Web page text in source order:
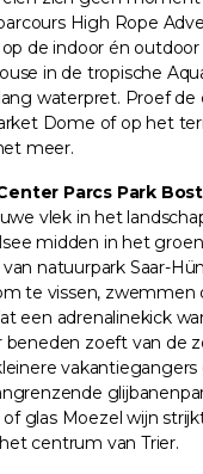
High Rope
de indoor én
in de tropische
waterpret. Proef
Dome of op het
meer.
Parcs Park
vlek in het
midden in het
natuurpark Saar-
te vissen, zwemmen
een adrenalinekick
beneden zoeft van de
vakantiegangers
glas Moezel wijn
centrum van Trier.